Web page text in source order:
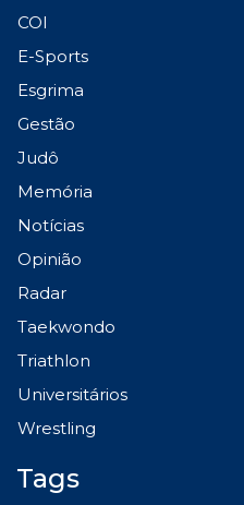
COI
E-Sports
Esgrima
Gestão
Judô
Memória
Notícias
Opinião
Radar
Taekwondo
Triathlon
Universitários
Wrestling
Tags